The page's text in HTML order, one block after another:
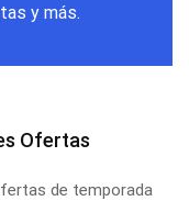
y más.
Ofertas
de temporada